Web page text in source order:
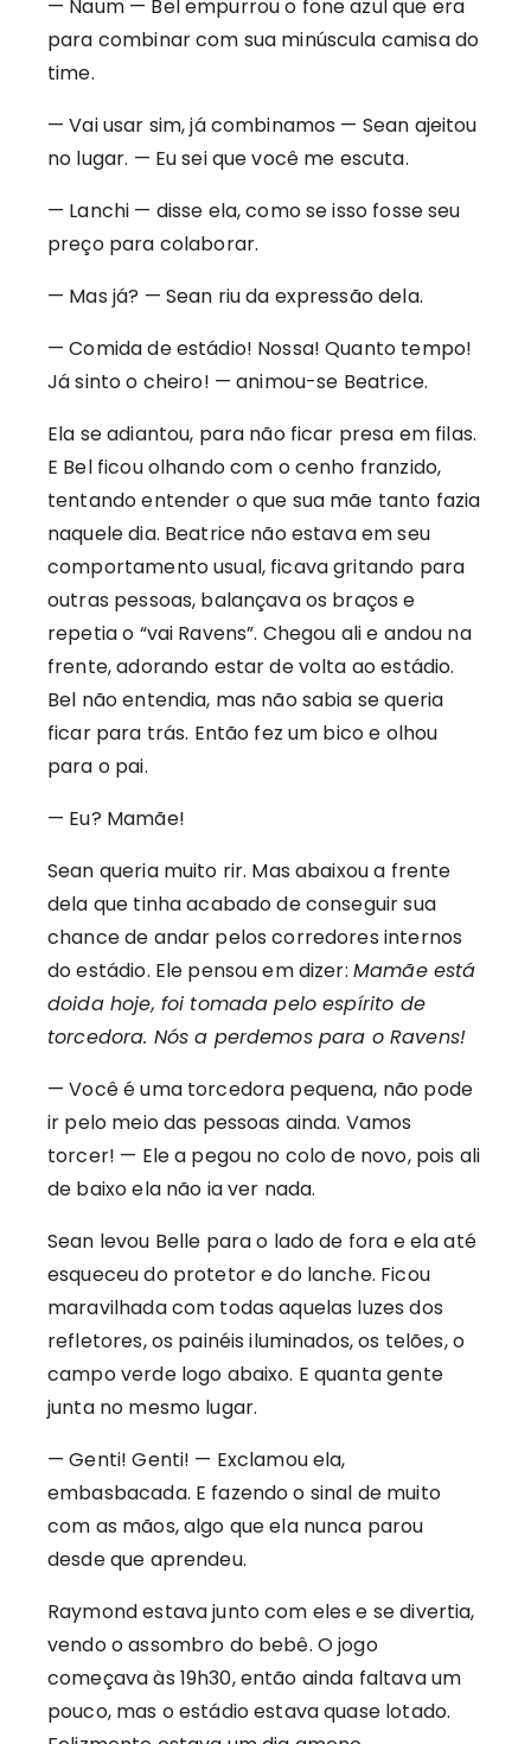
— Naum — Bel empurrou o fone azul que era
para combinar com sua minúscula camisa do
time.
— Vai usar sim, já combinamos — Sean ajeitou
no lugar. — Eu sei que você me escuta.
— Lanchi — disse ela, como se isso fosse seu
preço para colaborar.
— Mas já? — Sean riu da expressão dela.
— Comida de estádio! Nossa! Quanto tempo!
Já sinto o cheiro! — animou-se Beatrice.
Ela se adiantou, para não ficar presa em filas.
E Bel ficou olhando com o cenho franzido,
tentando entender o que sua mãe tanto fazia
naquele dia. Beatrice não estava em seu
comportamento usual, ficava gritando para
outras pessoas, balançava os braços e
repetia o “vai Ravens”. Chegou ali e andou na
frente, adorando estar de volta ao estádio.
Bel não entendia, mas não sabia se queria
ficar para trás. Então fez um bico e olhou
para o pai.
— Eu? Mamãe!
Sean queria muito rir. Mas abaixou a frente
dela que tinha acabado de conseguir sua
chance de andar pelos corredores internos
do estádio. Ele pensou em dizer: Mamãe está
doida hoje, foi tomada pelo espírito de
torcedora. Nós a perdemos para o Ravens!
— Você é uma torcedora pequena, não pode
ir pelo meio das pessoas ainda. Vamos
torcer! — Ele a pegou no colo de novo, pois ali
de baixo ela não ia ver nada.
Sean levou Belle para o lado de fora e ela até
esqueceu do protetor e do lanche. Ficou
maravilhada com todas aquelas luzes dos
refletores, os painéis iluminados, os telões, o
campo verde logo abaixo. E quanta gente
junta no mesmo lugar.
— Genti! Genti! — Exclamou ela,
embasbacada. E fazendo o sinal de muito
com as mãos, algo que ela nunca parou
desde que aprendeu.
Raymond estava junto com eles e se divertia,
vendo o assombro do bebê. O jogo
começava às 19h30, então ainda faltava um
pouco, mas o estádio estava quase lotado.